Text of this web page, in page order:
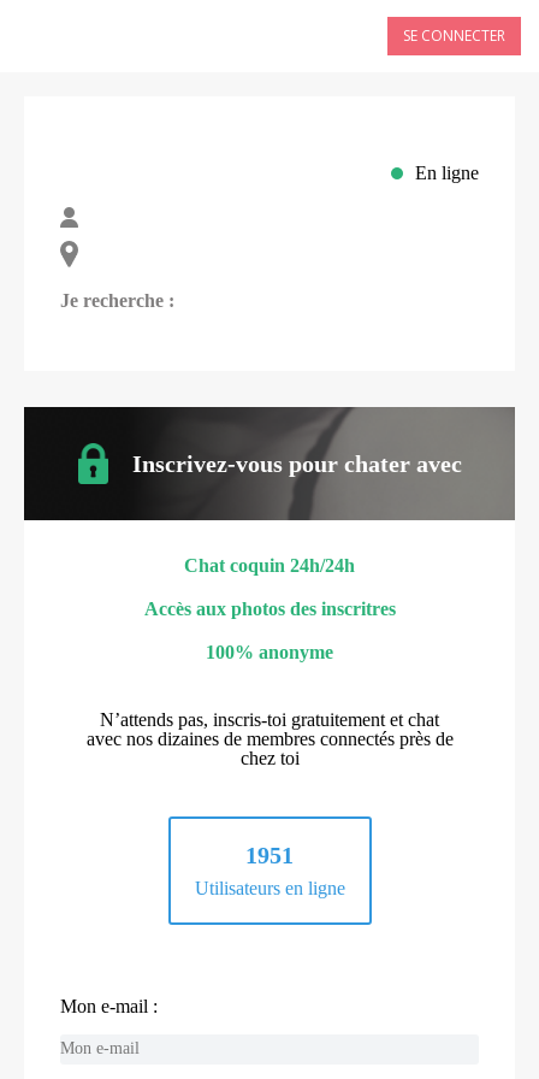
SE CONNECTER
En ligne
Je recherche :
Inscrivez-vous pour chater avec
Chat coquin 24h/24h
Accès aux photos des inscritres
100% anonyme
N’attends pas, inscris-toi gratuitement et chat
avec nos dizaines de membres connectés près de
chez toi
1951
Utilisateurs en ligne
Mon e-mail :